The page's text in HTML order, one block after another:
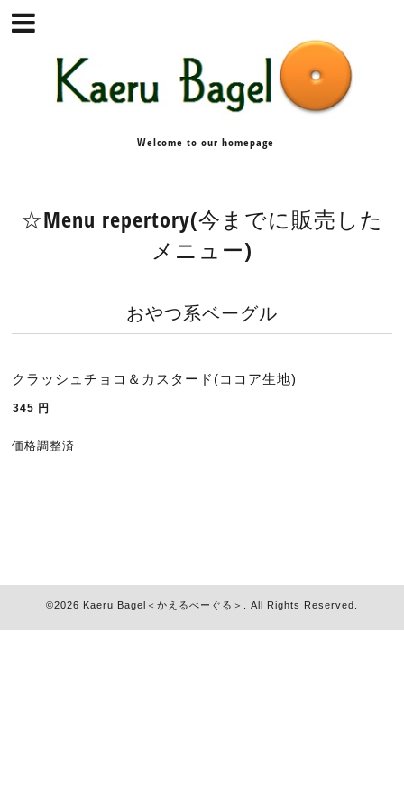
Welcome to our homepage
☆Menu repertory(今までに販売した
メニュー)
おやつ系ベーグル
クラッシュチョコ＆カスタード(ココア生地)
345 円
価格調整済
©2026 Kaeru Bagel＜かえるべーぐる＞ . All Rights Reserved.